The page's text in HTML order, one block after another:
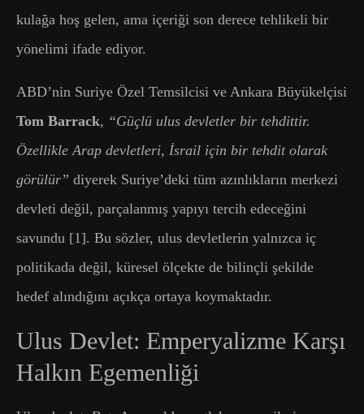
kulağa hoş gelen, ama içeriği son derece tehlikeli bir
yönelimi ifade ediyor.
ABD’nin Suriye Özel Temsilcisi ve Ankara Büyükelçisi
Tom Barrack, “Güçlü ulus devletler bir tehdittir.
Özellikle Arap devletleri, İsrail için bir tehdit olarak
görülür” diyerek Suriye’deki tüm azınlıkların merkezi
devleti değil, parçalanmış yapıyı tercih edeceğini
savundu [1]. Bu sözler, ulus devletlerin yalnızca iç
politikada değil, küresel ölçekte de bilinçli şekilde
hedef alındığını açıkça ortaya koymaktadır.
Ulus Devlet: Emperyalizme Karşı
Halkın Egemenliği